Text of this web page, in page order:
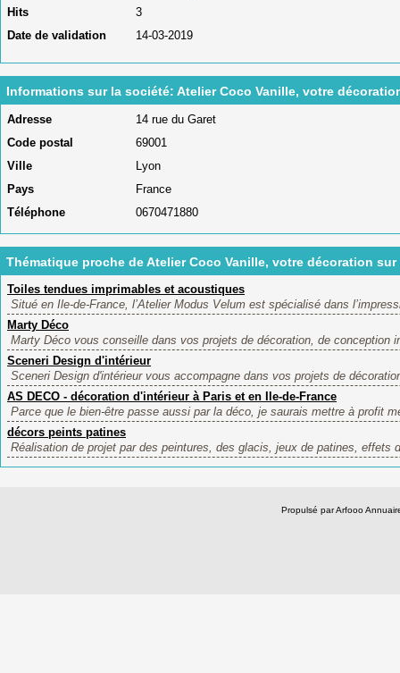
Hits
3
Date de validation
14-03-2019
Informations sur la société: Atelier Coco Vanille, votre
Adresse
14 rue du Garet
Code postal
69001
Ville
Lyon
Pays
France
Téléphone
0670471880
Thématique proche de Atelier Coco Vanille, votre décoration sur
Toiles tendues imprimables et acoustiques
Situé en Ile-de-France, l’Atelier Modus Velum est spécialisé dans
Marty Déco
Marty Déco vous conseille dans vos projets de décoration, de conception
Sceneri Design d'intérieur
Sceneri Design d'intérieur vous accompagne dans vos projets de
AS DECO - décoration d'intérieur à Paris et en Ile-de-France
Parce que le bien-être passe aussi par la déco, je saurais mettre à profit
décors peints patines
Réalisation de projet par des peintures, des glacis, jeux de patines, effets
Propulsé par Arfooo